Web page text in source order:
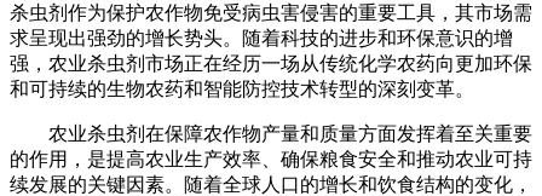
杀虫剂作为保护农作物免受病虫害侵害的重要工具，其市场需
求呈现出强劲的增长势头。随着科技的进步和环保意识的增
强，农业杀虫剂市场正在经历一场从传统化学农药向更加环保
和可持续的生物农药和智能防控技术转型的深刻变革。
农业杀虫剂在保障农作物产量和质量方面发挥着至关重要
的作用，是提高农业生产效率、确保粮食安全和推动农业可持
续发展的关键因素。随着全球人口的增长和饮食结构的变化，